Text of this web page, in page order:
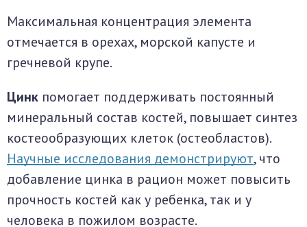
Максимальная концентрация элемента
отмечается в орехах, морской капусте и
гречневой крупе.
Цинк помогает поддерживать постоянный
минеральный состав костей, повышает синтез
костеообразующих клеток (остеобластов).
Научные исследования демонстрируют, что
добавление цинка в рацион может повысить
прочность костей как у ребенка, так и у
человека в пожилом возрасте.